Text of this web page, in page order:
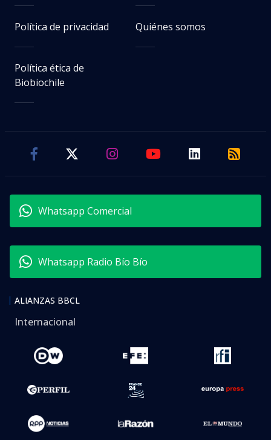
Política de privacidad Quiénes somos
Política ética de
Biobiochile
Whatsapp Comercial
Whatsapp Radio Bío Bío
ALIANZAS BBCL
Internacional